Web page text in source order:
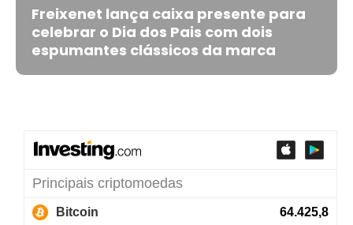
Freixenet lança caixa presente para
celebrar o Dia dos Pais com dois
espumantes clássicos da marca